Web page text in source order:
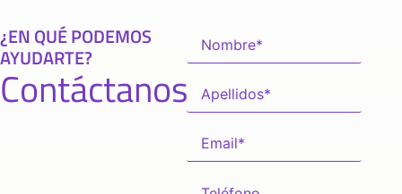
¿EN QUÉ PODEMOS
AYUDARTE?
Contáctanos